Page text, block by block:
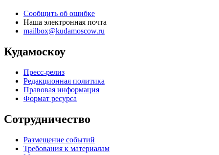
Сообщить об ошибке
Наша электронная почта
mailbox@kudamoscow.ru
Кудамоскоу
Пресс-релиз
Редакционная политика
Правовая информация
Формат ресурса
Сотрудничество
Размещение событий
Требования к материалам